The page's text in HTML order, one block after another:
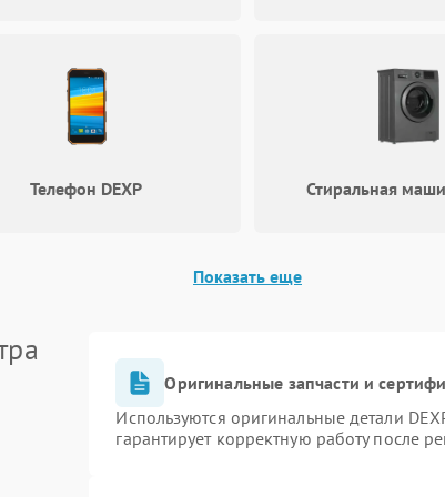
Проблемы с системой
автоматической разморозки
1 год
Телефон DEXP Стиральная
Показать еще
Оригинальные запчасти и
Используются оригинальные детали
гарантирует корректную работу после